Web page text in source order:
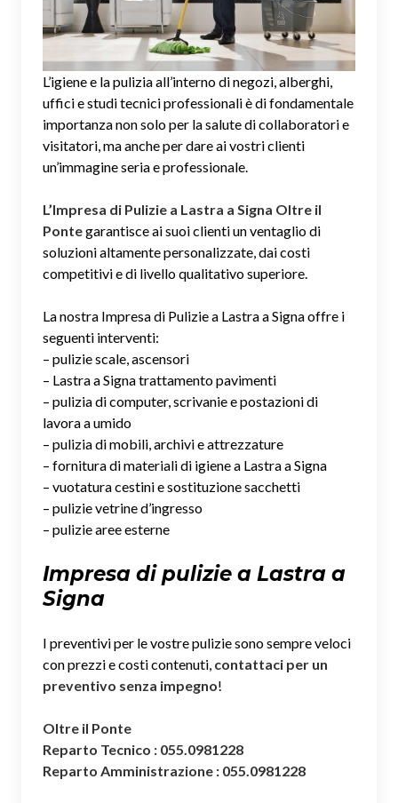
L’igiene e la pulizia all’interno di negozi, alberghi,
uffici e studi tecnici professionali è di fondamentale
importanza non solo per la salute di collaboratori e
visitatori, ma anche per dare ai vostri clienti
un’immagine seria e professionale.
L’Impresa di Pulizie a Lastra a Signa Oltre il
Pontegarantisce ai suoi clienti un ventaglio di
soluzioni altamente personalizzate, dai costi
competitivi e di livello qualitativo superiore.
La nostra Impresa di Pulizie a Lastra a Signa offre i
seguenti interventi:
– pulizie scale, ascensori
– Lastra a Signa trattamento pavimenti
– pulizia di computer, scrivanie e postazioni di
lavora a umido
– pulizia di mobili, archivi e attrezzature
– fornitura di materiali di igiene a Lastra a Signa
– vuotatura cestini e sostituzione sacchetti
– pulizie vetrine d’ingresso
– pulizie aree esterne
Impresa di pulizie a Lastra a
Signa
I preventivi per le vostre pulizie sono sempre veloci
con prezzi e costi contenuti, contattaci per un
preventivo senza impegno!
Oltre il Ponte
Reparto Tecnico : 055.0981228
Reparto Amministrazione : 055.0981228